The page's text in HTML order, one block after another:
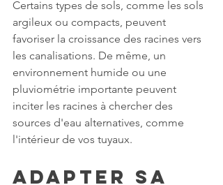
Certains types de sols, comme les sols
argileux ou compacts, peuvent
favoriser la croissance des racines vers
les canalisations. De même, un
environnement humide ou une
pluviométrie importante peuvent
inciter les racines à chercher des
sources d'eau alternatives, comme
l'intérieur de vos tuyaux.
Adapter sa